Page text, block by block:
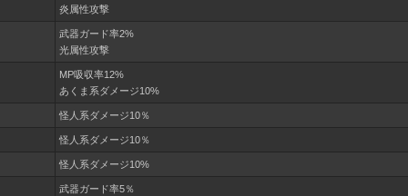
炎属性攻撃
武器ガード率2%
光属性攻撃
MP吸収率12%
あくま系ダメージ10%
怪人系ダメージ10％
怪人系ダメージ10％
怪人系ダメージ10%
武器ガード率5％